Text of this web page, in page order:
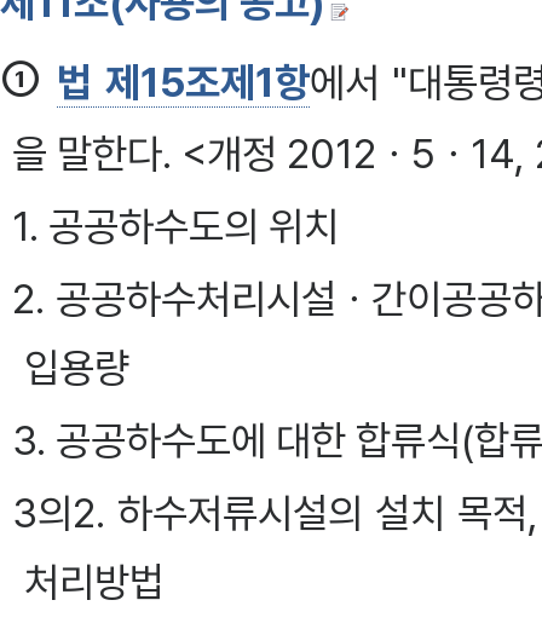
① 법 제15조제1항에서 "대통령
을 말한다. <개정 2012ㆍ5ㆍ
1. 공공하수도의 위치
2. 공공하수처리시설ㆍ간이공공
입용량
3. 공공하수도에 대한 합류식(합
3의2. 하수저류시설의 설치 목
처리방법